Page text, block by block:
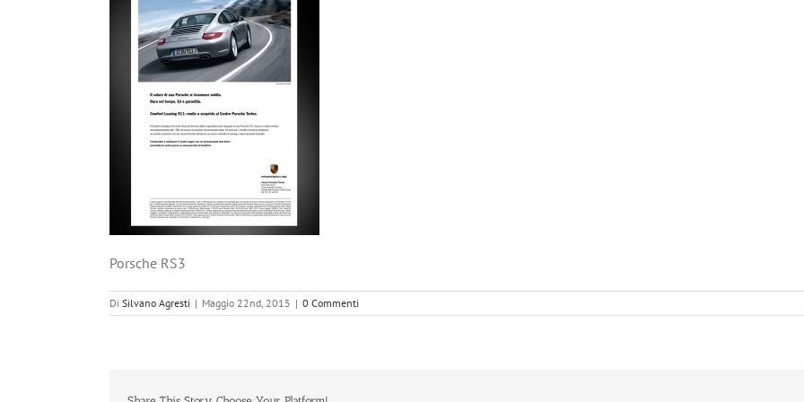
Porsche RS3
Di Silvano Agresti | Maggio 22nd, 2015 | 0 Commenti